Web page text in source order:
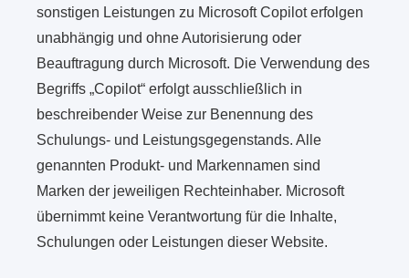
sonstigen Leistungen zu Microsoft Copilot erfolgen
unabhängig und ohne Autorisierung oder
Beauftragung durch Microsoft. Die Verwendung des
Begriffs „Copilot“ erfolgt ausschließlich in
beschreibender Weise zur Benennung des
Schulungs- und Leistungsgegenstands. Alle
genannten Produkt- und Markennamen sind
Marken der jeweiligen Rechteinhaber. Microsoft
übernimmt keine Verantwortung für die Inhalte,
Schulungen oder Leistungen dieser Website.